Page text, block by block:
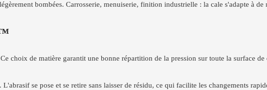
bombées. Carrosserie, menuiserie, finition industrielle : la cale s'adapte à de
choix de matière garantit une bonne répartition de la pression sur toute la surface de
se pose et se retire sans laisser de résidu, ce qui facilite les changements